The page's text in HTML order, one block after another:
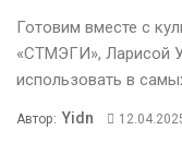
Готовим вместе с
«СТМЭГИ», Ларисой
использовать в
Автор: Yidn